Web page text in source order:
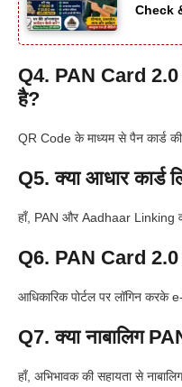
Check
Q4. PAN Card 2.0
है?
QR Code के माध्यम से पैन कार्ड
Q5. क्या आधार कार्ड
हाँ, PAN और Aadhaar Linking
Q6. PAN Card
आधिकारिक पोर्टल पर लॉगिन करके
Q7. क्या नाबालिग
हाँ, अभिभावक की सहायता से